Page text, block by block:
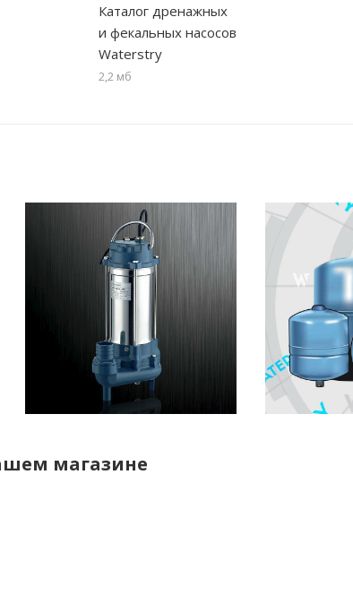
Каталог дренажных
и фекальных насосов
Waterstry
2,2 мб
магазине